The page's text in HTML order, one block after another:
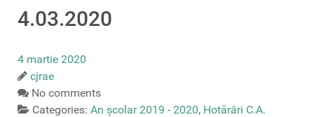
4.03.2020
4 martie 2020
cjrae
No comments
Categories: An școlar 2019 - 2020, Hotărâri C.A.